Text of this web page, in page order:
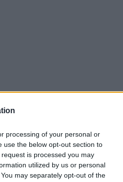
processing of your personal or
use the below opt-out section to
is processed you may
utilized by us or personal
may separately opt-out of the
nad bedřichovským
Nadace ČEZ